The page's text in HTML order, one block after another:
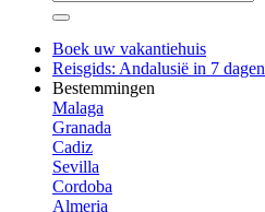
Boek uw vakantiehuis
Reisgids: Andalusië in 7 dagen
Bestemmingen
Malaga
Granada
Cadiz
Sevilla
Cordoba
Almeria